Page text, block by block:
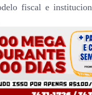
fiscal e